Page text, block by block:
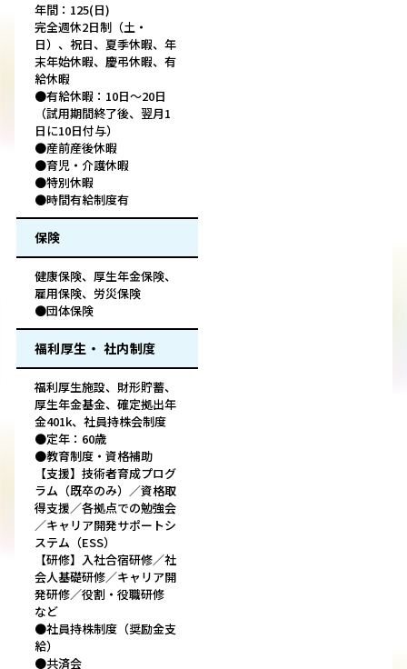
年間：125(日)
完全週休2日制（土・
日）、祝日、夏季休暇、年
末年始休暇、慶弔休暇、有
給休暇
●有給休暇：10日～20日
（試用期間終了後、翌月1
日に10日付与）
●産前産後休暇
●育児・介護休暇
●特別休暇
●時間有給制度有
保険
健康保険、厚生年金保険、
雇用保険、労災保険
●団体保険
福利厚生・ 社内制度
福利厚生施設、財形貯蓄、
厚生年金基金、確定拠出年
金401k、社員持株会制度
●定年：60歳
●教育制度・資格補助
【支援】技術者育成プログ
ラム（既卒のみ）／資格取
得支援／各拠点での勉強会
／キャリア開発サポートシ
ステム（ESS）
【研修】入社合宿研修／社
会人基礎研修／キャリア開
発研修／役割・役職研修
など
●社員持株制度（奨励金支
給）
●共済会